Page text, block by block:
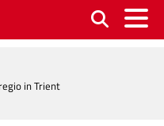
in Trient